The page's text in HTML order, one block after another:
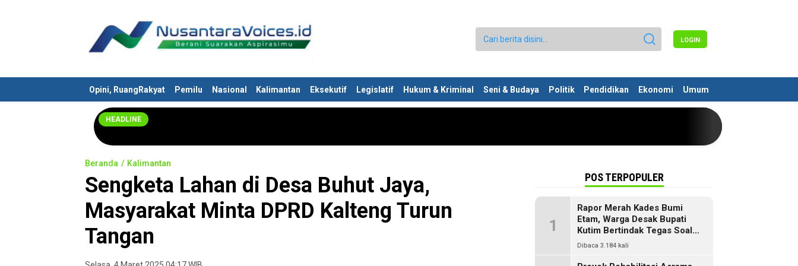
Nusantaravoices.id
Berani Suarakan Aspirasimu
LOGIN
Opini, RuangRakyat Pemilu Nasional Kalimantan Eksekutif Legislatif Hukum & Kriminal Seni & Budaya Politik Pendidikan Ekonomi Umum
HEADLINE
Beranda Kalimantan
Sengketa Lahan di Desa Buhut Jaya,
Masyarakat Minta DPRD Kalteng Turun
Tangan
POS TERPOPULER
1
Rapor Merah Kades Bumi
Etam, Warga Desak Bupati
Kutim Bertindak Tegas Soal
Penyelewengan Dana SILPA
Dibaca 3.184 kali